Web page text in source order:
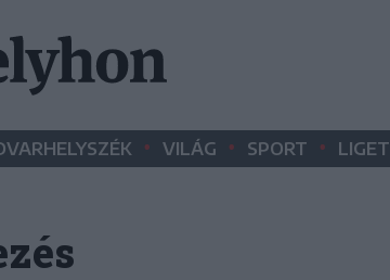
• VILÁG • SPORT • LIGET